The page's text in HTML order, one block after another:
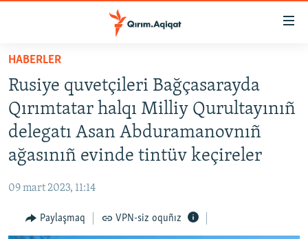
Esas
qaytmaq
Baş
navigatsiyağa
qaytmaq
Qıdıruvğa
SİYASET
İQTİSADİYAT
CEMİYET
İNSAN AQLARI
VİDEO
HABERLER
Rusiye quvetçileri Bağçasarayda
Qırımtatar halqı Milliy Qurultayınıñ
delegatı Asan Abduramanovnıñ
ağasınıñ evinde tintüv keçireler
09 mart 2023, 11:14
Paylaşmaq VPN-siz oquñız